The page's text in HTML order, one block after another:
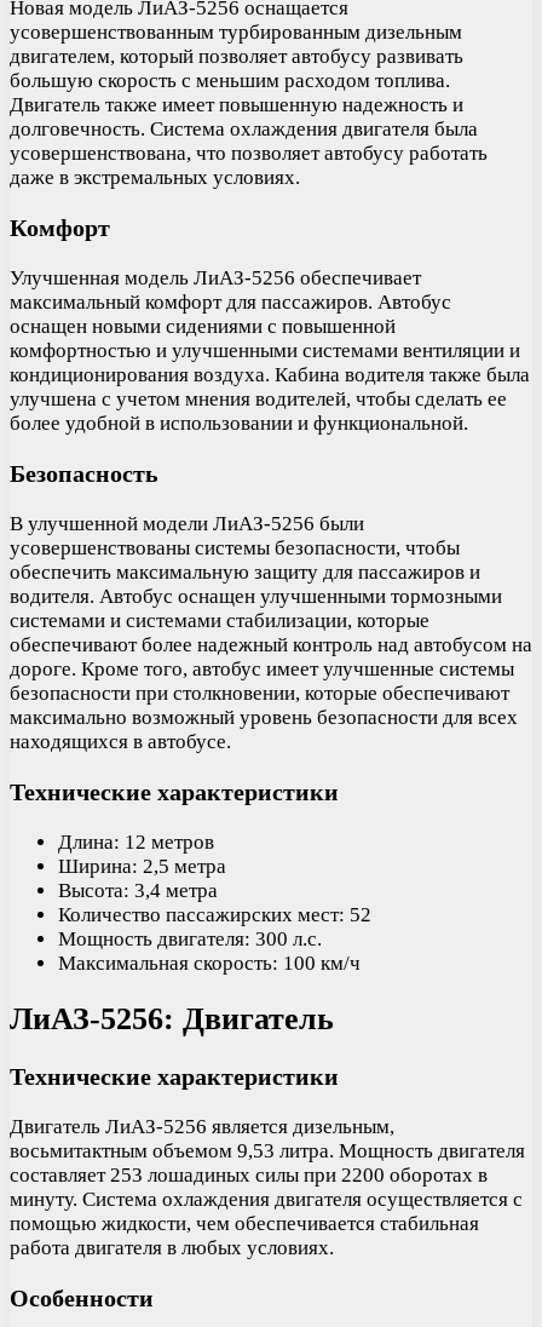
Новая модель ЛиАЗ-5256 оснащается
усовершенствованным турбированным дизельным
двигателем, который позволяет автобусу развивать
большую скорость с меньшим расходом топлива.
Двигатель также имеет повышенную надежность и
долговечность. Система охлаждения двигателя была
усовершенствована, что позволяет автобусу работать
даже в экстремальных условиях.
Комфорт
Улучшенная модель ЛиАЗ-5256 обеспечивает
максимальный комфорт для пассажиров. Автобус
оснащен новыми сидениями с повышенной
комфортностью и улучшенными системами вентиляции и
кондиционирования воздуха. Кабина водителя также была
улучшена с учетом мнения водителей, чтобы сделать ее
более удобной в использовании и функциональной.
Безопасность
В улучшенной модели ЛиАЗ-5256 были
усовершенствованы системы безопасности, чтобы
обеспечить максимальную защиту для пассажиров и
водителя. Автобус оснащен улучшенными тормозными
системами и системами стабилизации, которые
обеспечивают более надежный контроль над автобусом на
дороге. Кроме того, автобус имеет улучшенные системы
безопасности при столкновении, которые обеспечивают
максимально возможный уровень безопасности для всех
находящихся в автобусе.
Технические характеристики
Длина: 12 метров
Ширина: 2,5 метра
Высота: 3,4 метра
Количество пассажирских мест: 52
Мощность двигателя: 300 л.с.
Максимальная скорость: 100 км/ч
ЛиАЗ-5256: Двигатель
Технические характеристики
Двигатель ЛиАЗ-5256 является дизельным,
восьмитактным объемом 9,53 литра. Мощность двигателя
составляет 253 лошадиных силы при 2200 оборотах в
минуту. Система охлаждения двигателя осуществляется с
помощью жидкости, чем обеспечивается стабильная
работа двигателя в любых условиях.
Особенности